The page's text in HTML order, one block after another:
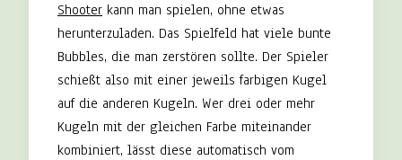
Shooter kann man spielen, ohne etwas
herunterzuladen. Das Spielfeld hat viele bunte
Bubbles, die man zerstören sollte. Der Spieler
schießt also mit einer jeweils farbigen Kugel
auf die anderen Kugeln. Wer drei oder mehr
Kugeln mit der gleichen Farbe miteinander
kombiniert, lässt diese automatisch vom